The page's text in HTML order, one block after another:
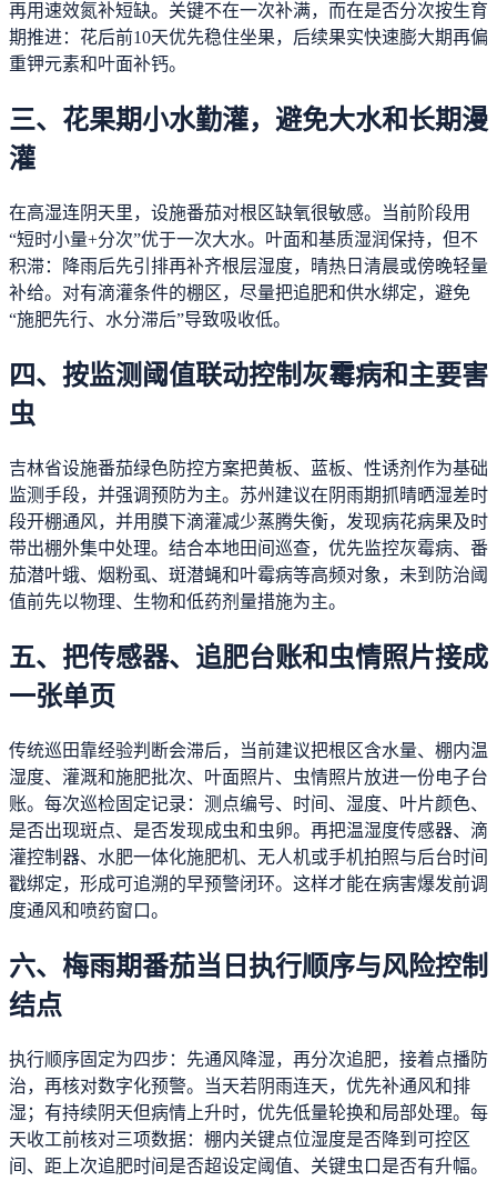
再用速效氮补短缺。关键不在一次补满，而在是否分次按生育
期推进：花后前10天优先稳住坐果，后续果实快速膨大期再偏
重钾元素和叶面补钙。
三、花果期小水勤灌，避免大水和长期漫
灌
在高湿连阴天里，设施番茄对根区缺氧很敏感。当前阶段用
“短时小量+分次”优于一次大水。叶面和基质湿润保持，但不
积滞：降雨后先引排再补齐根层湿度，晴热日清晨或傍晚轻量
补给。对有滴灌条件的棚区，尽量把追肥和供水绑定，避免
“施肥先行、水分滞后”导致吸收低。
四、按监测阈值联动控制灰霉病和主要害
虫
吉林省设施番茄绿色防控方案把黄板、蓝板、性诱剂作为基础
监测手段，并强调预防为主。苏州建议在阴雨期抓晴晒湿差时
段开棚通风，并用膜下滴灌减少蒸腾失衡，发现病花病果及时
带出棚外集中处理。结合本地田间巡查，优先监控灰霉病、番
茄潜叶蛾、烟粉虱、斑潜蝇和叶霉病等高频对象，未到防治阈
值前先以物理、生物和低药剂量措施为主。
五、把传感器、追肥台账和虫情照片接成
一张单页
传统巡田靠经验判断会滞后，当前建议把根区含水量、棚内温
湿度、灌溉和施肥批次、叶面照片、虫情照片放进一份电子台
账。每次巡检固定记录：测点编号、时间、湿度、叶片颜色、
是否出现斑点、是否发现成虫和虫卵。再把温湿度传感器、滴
灌控制器、水肥一体化施肥机、无人机或手机拍照与后台时间
戳绑定，形成可追溯的早预警闭环。这样才能在病害爆发前调
度通风和喷药窗口。
六、梅雨期番茄当日执行顺序与风险控制
结点
执行顺序固定为四步：先通风降湿，再分次追肥，接着点播防
治，再核对数字化预警。当天若阴雨连天，优先补通风和排
湿；有持续阴天但病情上升时，优先低量轮换和局部处理。每
天收工前核对三项数据：棚内关键点位湿度是否降到可控区
间、距上次追肥时间是否超设定阈值、关键虫口是否有升幅。